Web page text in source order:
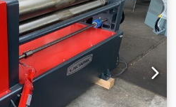
zahtev Opremu: - 3k parovi
uključeni u obim isporuke -
valjcima na motorni pogon -
valjka, sa manometrom -
zaustavljanjem - Za
spektra vrsta beading -
ležajeva vratila - Jasno